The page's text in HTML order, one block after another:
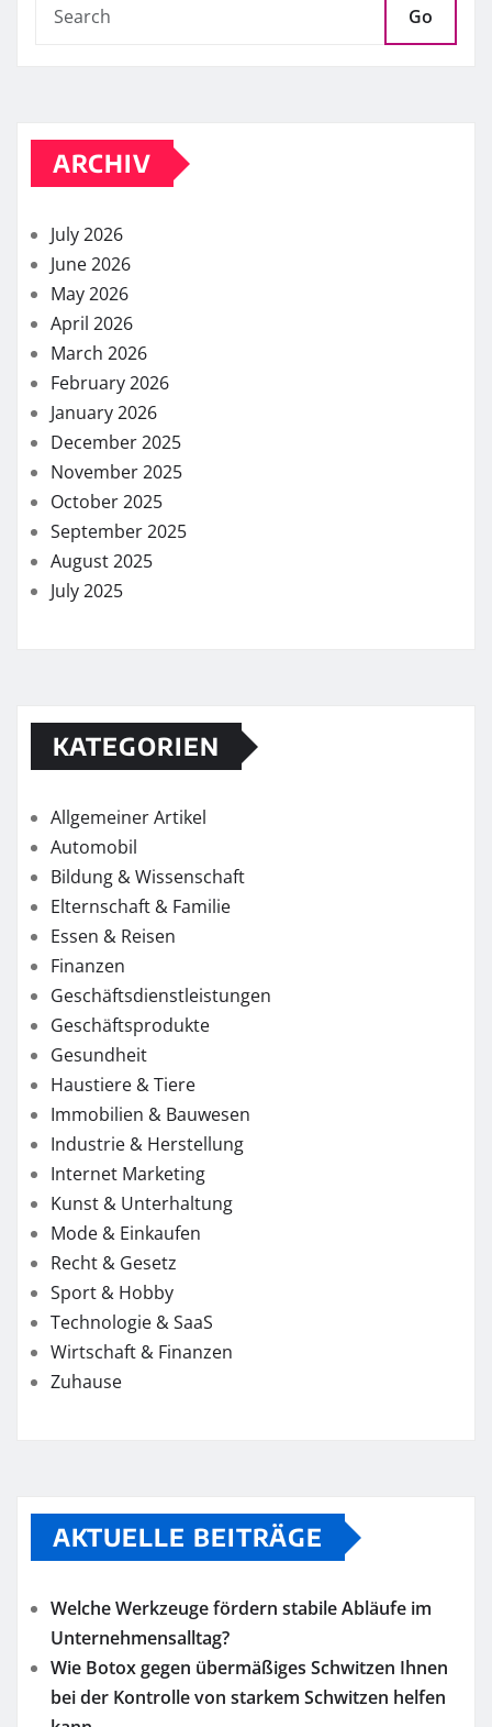
Go
ARCHIV
July 2026
June 2026
May 2026
April 2026
March 2026
February 2026
January 2026
December 2025
November 2025
October 2025
September 2025
August 2025
July 2025
KATEGORIEN
Allgemeiner Artikel
Automobil
Bildung & Wissenschaft
Elternschaft & Familie
Essen & Reisen
Finanzen
Geschäftsdienstleistungen
Geschäftsprodukte
Gesundheit
Haustiere & Tiere
Immobilien & Bauwesen
Industrie & Herstellung
Internet Marketing
Kunst & Unterhaltung
Mode & Einkaufen
Recht & Gesetz
Sport & Hobby
Technologie & SaaS
Wirtschaft & Finanzen
Zuhause
AKTUELLE BEITRÄGE
Welche Werkzeuge fördern stabile Abläufe im
Unternehmensalltag?
Wie Botox gegen übermäßiges Schwitzen Ihnen
bei der Kontrolle von starkem Schwitzen helfen